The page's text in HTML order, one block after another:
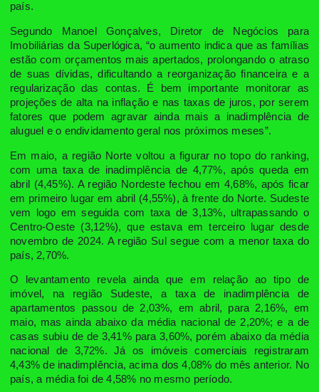
país.
Segundo Manoel Gonçalves, Diretor de Negócios para
Imobiliárias da Superlógica, “o aumento indica que as famílias
estão com orçamentos mais apertados, prolongando o atraso
de suas dívidas, dificultando a reorganização financeira e a
regularização das contas. É bem importante monitorar as
projeções de alta na inflação e nas taxas de juros, por serem
fatores que podem agravar ainda mais a inadimplência de
aluguel e o endividamento geral nos próximos meses”.
Em maio, a região Norte voltou a figurar no topo do ranking,
com uma taxa de inadimplência de 4,77%, após queda em
abril (4,45%). A região Nordeste fechou em 4,68%, após ficar
em primeiro lugar em abril (4,55%), à frente do Norte. Sudeste
vem logo em seguida com taxa de 3,13%, ultrapassando o
Centro-Oeste (3,12%), que estava em terceiro lugar desde
novembro de 2024. A região Sul segue com a menor taxa do
país, 2,70%.
O levantamento revela ainda que em relação ao tipo de
imóvel, na região Sudeste, a taxa de inadimplência de
apartamentos passou de 2,03%, em abril, para 2,16%, em
maio, mas ainda abaixo da média nacional de 2,20%; e a de
casas subiu de de 3,41% para 3,60%, porém abaixo da média
nacional de 3,72%. Já os imóveis comerciais registraram
4,43% de inadimplência, acima dos 4,08% do mês anterior. No
país, a média foi de 4,58% no mesmo período.